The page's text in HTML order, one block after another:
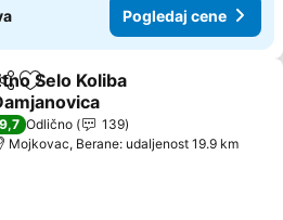
Pogledaj cene
Dodati u favorite
Selo Koliba
cene
9,7 Odlično
139
Mojkovac, Berane: udaljenost 19.9 km